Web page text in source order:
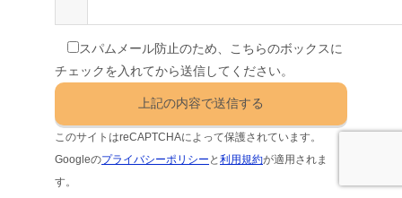
スパムメール防止のため、こちらのボックスに
チェックを入れてから送信してください。
このサイトはreCAPTCHAによって保護されています。
Googleのプライバシーポリシー と利用規約が適用されま
す。